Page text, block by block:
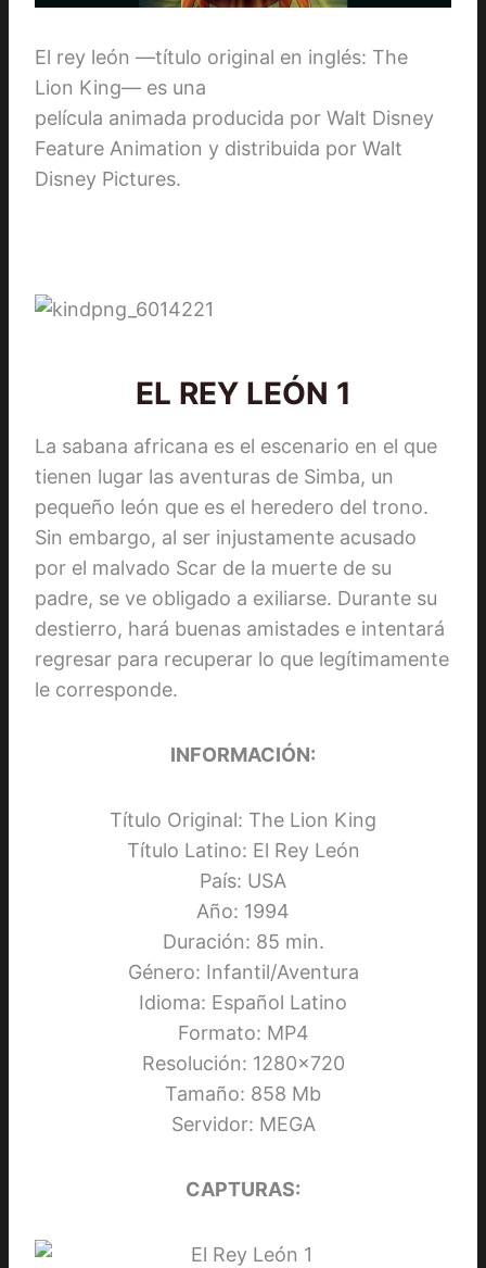
El rey león —título original en inglés: The
Lion King— es una
película animada producida por Walt Disney
Feature Animation y distribuida por Walt
Disney Pictures.
EL REY LEÓN 1
La sabana africana es el escenario en el que
tienen lugar las aventuras de Simba, un
pequeño león que es el heredero del trono.
Sin embargo, al ser injustamente acusado
por el malvado Scar de la muerte de su
padre, se ve obligado a exiliarse. Durante su
destierro, hará buenas amistades e intentará
regresar para recuperar lo que legítimamente
le corresponde.
INFORMACIÓN:
Título Original: The Lion King
Título Latino: El Rey León
País: USA
Año: 1994
Duración: 85 min.
Género: Infantil/Aventura
Idioma: Español Latino
Formato: MP4
Resolución: 1280×720
Tamaño: 858 Mb
Servidor: MEGA
CAPTURAS: